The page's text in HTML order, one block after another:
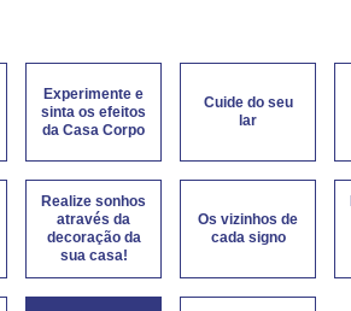
Experimente e
sinta os efeitos
da Casa Corpo
Cuide do seu
lar
Realize sonhos
através da
decoração da
sua casa!
Os vizinhos de
cada signo